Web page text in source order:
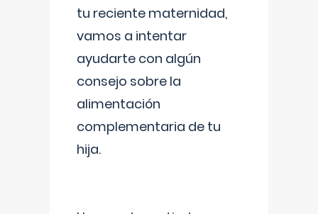
tu reciente maternidad,
vamos a intentar
ayudarte con algún
consejo sobre la
alimentación
complementaria de tu
hija.